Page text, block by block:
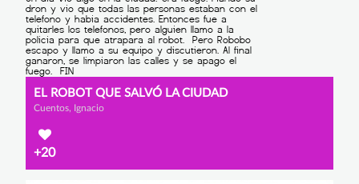
EL ROBOT QUE SALVÓ LA CIUDAD
Cuentos, Ignacio
+20